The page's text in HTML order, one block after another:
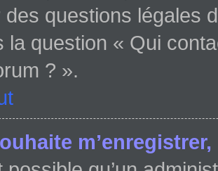
des questions légales
la question « Qui
? ».